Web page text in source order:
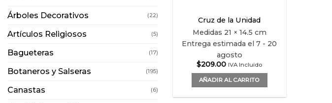
Árboles Decorativos (22)
Artículos Religiosos (5)
Bagueteras (17)
Botaneros y Salseras (195)
Canastas (6)
Cruz de la Unidad
Medidas 21 × 14.5 cm
Entrega estimada el 7 - 20
agosto
$209.00 IVA Incluido
AÑADIR AL CARRITO